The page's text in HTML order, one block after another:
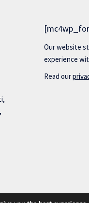
Our website
experience
Read our